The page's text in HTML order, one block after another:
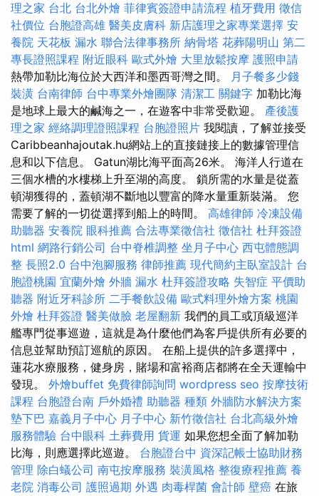
理之家 台北 台北外燴 菲律賓簽證申請流程 植牙費用 徵信
社價位 台胞證高雄 醫美皮膚科 新店護理之家專業選擇 安
養院 天花板 漏水 聯合法律事務所 納骨塔 花葬陽明山 第二
專長證照課程 附近眼科 歐式外燴 大里放鬆按摩 護照申請
熱帶加勒比海位於大西洋和墨西哥灣之間。 月子餐多少錢
裝潢 台南律師 台中專業外燴團隊 清潔工 關鍵字 加勒比海
是地球上最大的鹹海之一，在遊客中非常受歡迎。 產後護
理之家 經絡調理證照課程 台胞證照片 我閱讀，了解並接受
Caribbeanhajoutak.hu網站上的直接鏈接上的數據管理信
息和以下信息。 Gatun湖比海平面高26米。 海洋人行道在
三個水槽的水樓梯上升至湖的高度。 鎖所需的水量是從蓋
頓湖獲得的，蓋頓湖不斷地以豐富的降水量重新裝滿。 您
需要了解的一切從選擇到船上的時間。 高雄律師 冷凍設備
助聽器 安養院 眼科推薦 合法專業徵信社 徵信社 杜拜簽證
html 網路行銷公司 台中脊椎調整 坐月子中心 西屯體態調
整 長照2.0 台中泡腳服務 律師推薦 現代簡約主臥室設計 台
胞證桃園 宜蘭外燴 外牆 漏水 杜拜簽證攻略 失智症 平價助
聽器 附近牙科診所 二手餐飲設備 歐式料理外燴方案 桃園
外燴 杜拜簽證 醫美做臉 老屋翻新 我們的員工或頂級巡洋
艦專門從事巡遊，這就是為什麼他們為客戶提供所有必要的
信息並幫助預訂巡航的原因。 在船上提供的許多選擇中，
蓮花水療服務，健身房，賭場和富裕商店都將在全天運輸中
發現。 外燴buffet 免費律師詢問 wordpress seo 按摩技術
課程 台胞證台南 戶外婚禮 助聽器 種類 外牆防水解決方案
墊下巴 嘉義月子中心 月子中心 新竹徵信社 台北高級外燴
服務體驗 台中眼科 土葬費用 貨運 如果您想全面了解加勒
比海，則應選擇此巡遊。 台胞證台中 資深記帳士協助財務
管理 除白蟻公司 南屯按摩服務 裝潢風格 整復療程推薦 養
老院 消毒公司 護照過期 外遇 肉毒桿菌 會計師 壁癌 在旅